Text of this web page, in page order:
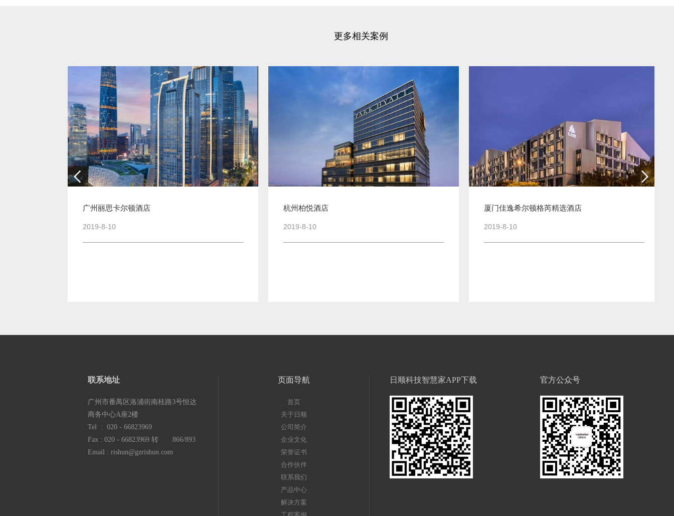
更多相关案例
广州丽思卡尔顿酒店
2019-8-10
杭州柏悦酒店
2019-8-10
厦门佳逸希尔顿格芮精选酒店
2019-8-10
联系地址
广州市番禺区洛浦街南桂路3号恒达
商务中心A座2楼
Tel : 020 - 66823969
Fax : 020 - 66823969 转 866/893
Email : rishun@gzrishun.com
页面导航
首页
关于日顺
公司简介
企业文化
荣誉证书
合作伙伴
联系我们
产品中心
解决方案
日顺科技智慧家APP下载 官方公众号